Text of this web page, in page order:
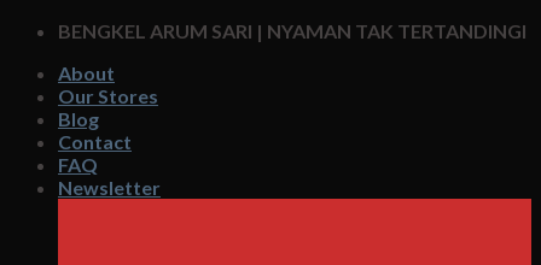
Skip
content
BENGKEL ARUM SARI | NYAMAN TAK TERTANDINGI
About
Our Stores
Blog
Contact
FAQ
Newsletter